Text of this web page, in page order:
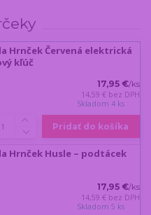
Hrnček Červená elektrická
kľúč
17,95 €/ks
14,59 € bez DPH
Skladom 4 ks
Pridať do košíka
Hrnček Husle – podtácek
17,95 €/ks
14,59 € bez DPH
Skladom 5 ks